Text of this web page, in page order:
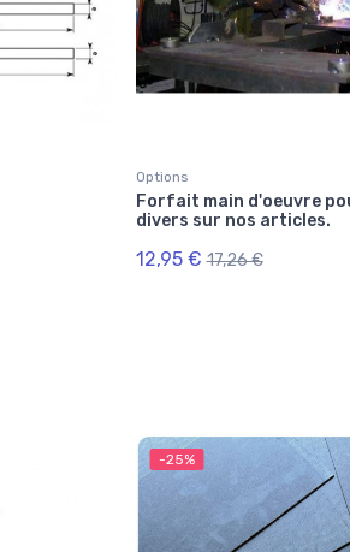
Options
Forfait main d'oeuvre
divers sur nos articles.
12,95 € 17,26 €
-25%